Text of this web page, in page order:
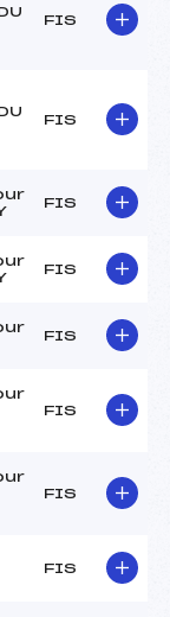
FIS
FIS
FIS
FIS
FIS
FIS
FIS
FIS